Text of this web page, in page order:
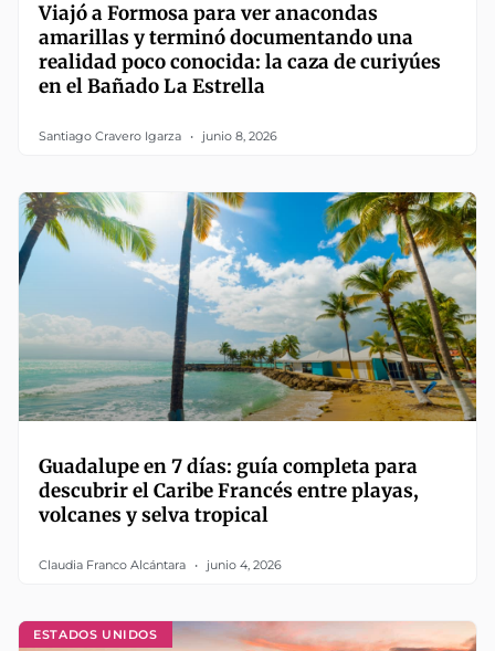
Viajó a Formosa para ver anacondas
amarillas y terminó documentando una
realidad poco conocida: la caza de curiyúes
en el Bañado La Estrella
Santiago Cravero Igarza junio 8, 2026
Guadalupe en 7 días: guía completa para
descubrir el Caribe Francés entre playas,
volcanes y selva tropical
Claudia Franco Alcántara junio 4, 2026
ESTADOS UNIDOS